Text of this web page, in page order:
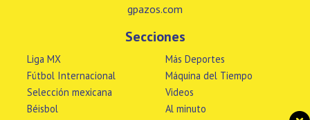
gpazos.com
Secciones
Liga MX
Fútbol Internacional
Selección mexicana
Béisbol
Más Deportes
Máquina del Tiempo
Videos
Al minuto